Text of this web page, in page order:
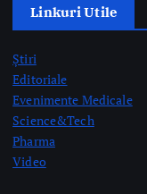
gardă gripă
rezidenți